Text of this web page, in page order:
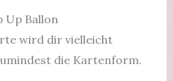
wird dir vielleicht
die Kartenform.